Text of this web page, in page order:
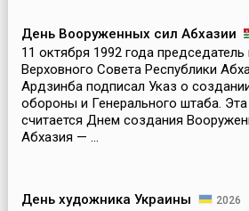
День Вооруженных сил Абхазии
11 октября 1992 года
Верховного Совета Республики
Ардзинба подписал Указ о
обороны и Генерального штаба.
считается Днем создания
Абхазия — ...
День художника Украины
2026